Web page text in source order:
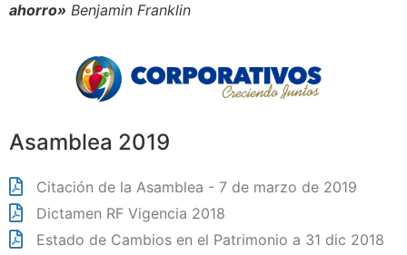
ahorro» Benjamin Franklin
Asamblea 2019
Citación de la Asamblea - 7 de marzo de 2019
Dictamen RF Vigencia 2018
Estado de Cambios en el Patrimonio a 31 dic 2018